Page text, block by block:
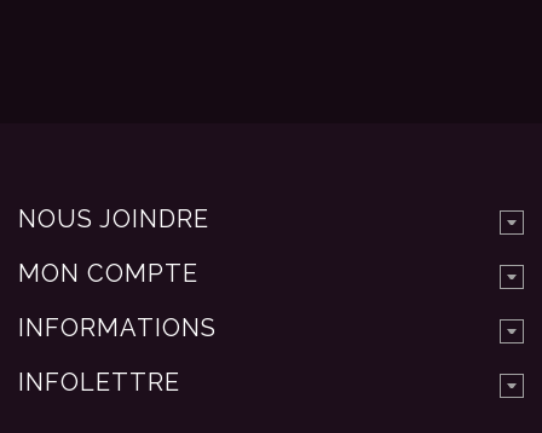
NOUS JOINDRE
MON COMPTE
INFORMATIONS
INFOLETTRE